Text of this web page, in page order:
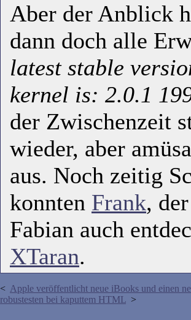
Aber der Anblick
dann doch alle
latest stable
kernel is: 2.0.1
der Zwischenzeit
wieder, aber
aus. Noch zeitig
konnten Frank,
Fabian auch
XTaran.
< Apple veröffentlicht neue iBooks und einen
robustesten bei kaputtem HTML >